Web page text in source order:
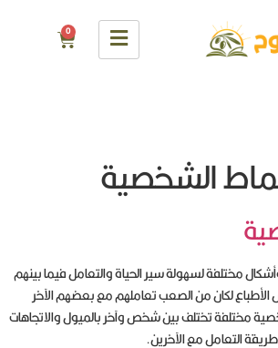
0
الشخصية
مختلفة لسهولة سير الحياة والتعامل فيما بينهم
لكان من الصعب تعاملهم مع بعضهم الآخر
مختلفة تختلف بين شخص وآخر بالميول والاتجاهات
التعامل مع الآخرين.